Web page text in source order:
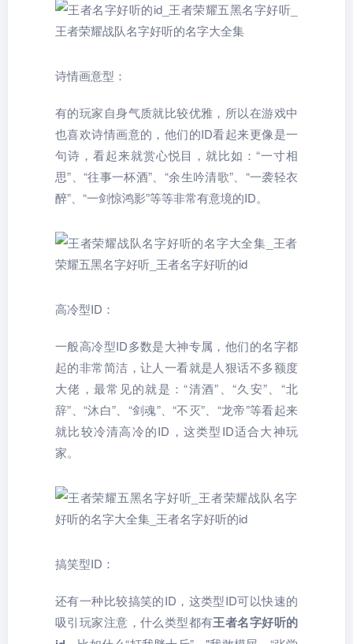
诗情画意型：
有的玩家自身气质就比较优雅，所以在游戏中
也喜欢诗情画意的，他们的ID看起来更像是一
句诗，看起来就赏心悦目，就比如：“一寸相
思”、“往事一杯酒”、“余生吟清歌”、“一袭轻衣
醉”、“一剑惊鸿影”等等非常有意境的ID。
高冷型ID：
一般高冷型ID多数是大神专属，他们的名字都
起的非常简洁，让人一看就是人狠话不多额度
大佬，最常见的就是：“清酒”、“久安”、“北
辞”、“沐白”、“剑魂”、“不灭”、“龙帝”等看起来
就比较冷清高冷的ID，这类型ID适合大神玩
家。
搞笑型ID：
还有一种比较搞笑的ID，这类型ID可以快速的
吸引玩家注意，什么类型都有王者名字好听的